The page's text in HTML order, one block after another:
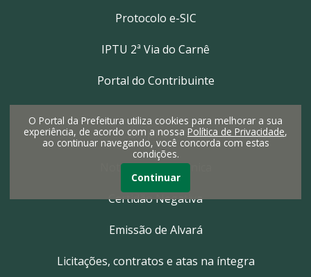
Protocolo e-SIC
IPTU 2ª Via do Carnê
Portal do Contribuinte
Empresa
Nota Fiscal Eletrônica
Certidão Negativa
Emissão de Alvará
Licitações, contratos e atas na íntegra
O Portal da Prefeitura utiliza cookies para melhorar a sua
experiência, de acordo com a nossa Política de Privacidade,
ao continuar navegando, você concorda com estas
condições.
Continuar